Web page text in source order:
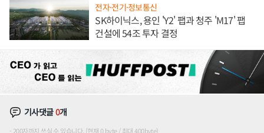
전자·전기·정보통신
SK하이닉스, 용인 'Y2' 팹과 청주 'M17' 팹
건설에 54조 투자 결정
기사댓글0개
200자까지 쓰실 수 있습니다. (현재 0 byte / 최대 400byte)